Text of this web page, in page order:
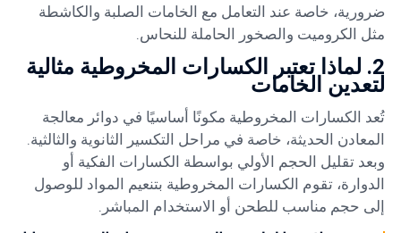
ضرورية، خاصة عند التعامل مع الخامات الصلبة والكاشطة
مثل الكروميت والصخور الحاملة للنحاس.
2. لماذا تعتبر الكسارات المخروطية مثالية
لتعدين الخامات
تُعد الكسارات المخروطية مكونًا أساسيًا في دوائر معالجة
المعادن الحديثة، خاصة في مراحل التكسير الثانوية والثالثية.
وبعد تقليل الحجم الأولي بواسطة الكسارات الفكية أو
الدوارة، تقوم الكسارات المخروطية بتنعيم المواد للوصول
إلى حجم مناسب للطحن أو الاستخدام المباشر.